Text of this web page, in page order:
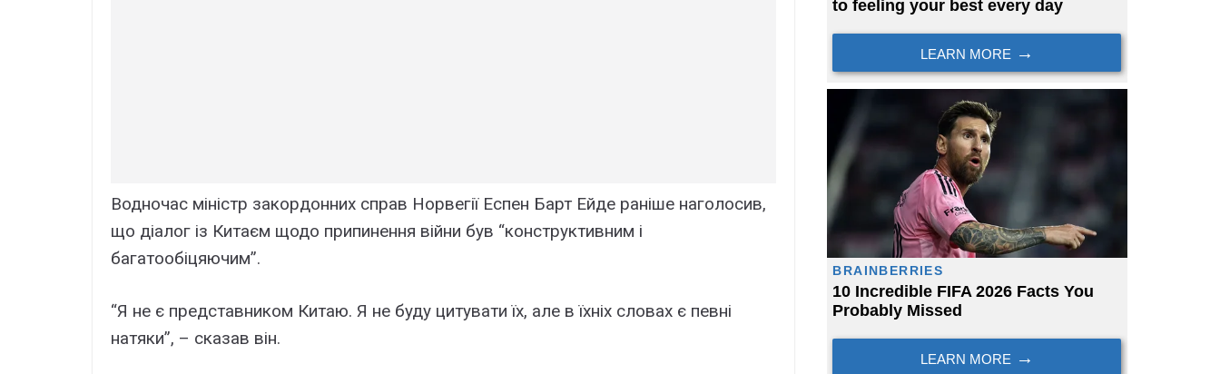
Водночас міністр закордонних справ Норвегії Еспен Барт Ейде раніше наголосив,
що діалог із Китаєм щодо припинення війни був “конструктивним і
багатообіцяючим”.
“Я не є представником Китаю. Я не буду цитувати їх, але в їхніх словах є певні
натяки”, – сказав він.